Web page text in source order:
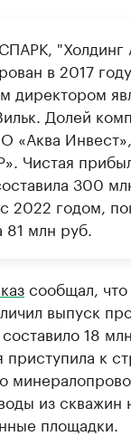
"Холдинг
в 2017
директором
Долей
«Аква
Чистая
300
2022 годом,
81 млн руб.
сообщал, что
выпуск
18
к
из скважин
площадки.